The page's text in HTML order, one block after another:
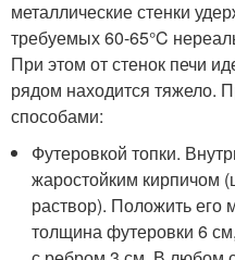
металлические стенки
требуемых 60-65°C
При этом от стенок печи
рядом находится тяжело.
способами:
Футеровкой топки.
жаростойким
раствор). Положить его
толщина футеровки 6